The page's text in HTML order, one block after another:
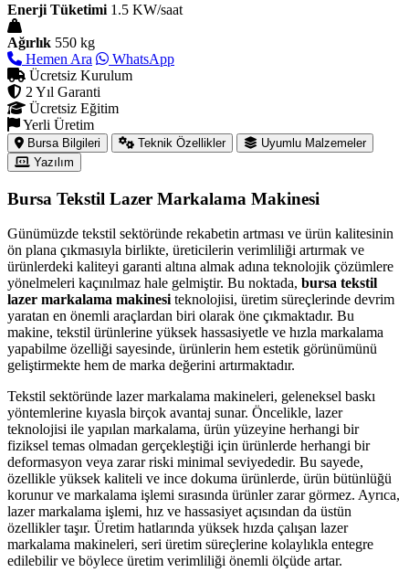
Enerji Tüketimi 1.5 KW/saat
Ağırlık 550 kg
Hemen Ara
WhatsApp
Ücretsiz Kurulum
2 Yıl Garanti
Ücretsiz Eğitim
Yerli Üretim
Bursa Bilgileri Teknik Özellikler
Uyumlu Malzemeler
Yazılım
Bursa Tekstil Lazer Markalama Makinesi
Günümüzde tekstil sektöründe rekabetin artması ve ürün kalitesinin
ön plana çıkmasıyla birlikte, üreticilerin verimliliği artırmak ve
ürünlerdeki kaliteyi garanti altına almak adına teknolojik çözümlere
yönelmeleri kaçınılmaz hale gelmiştir. Bu noktada, bursa tekstil
lazer markalama makinesi teknolojisi, üretim süreçlerinde devrim
yaratan en önemli araçlardan biri olarak öne çıkmaktadır. Bu
makine, tekstil ürünlerine yüksek hassasiyetle ve hızla markalama
yapabilme özelliği sayesinde, ürünlerin hem estetik görünümünü
geliştirmekte hem de marka değerini artırmaktadır.
Tekstil sektöründe lazer markalama makineleri, geleneksel baskı
yöntemlerine kıyasla birçok avantaj sunar. Öncelikle, lazer
teknolojisi ile yapılan markalama, ürün yüzeyine herhangi bir
fiziksel temas olmadan gerçekleştiği için ürünlerde herhangi bir
deformasyon veya zarar riski minimal seviyededir. Bu sayede,
özellikle yüksek kaliteli ve ince dokuma ürünlerde, ürün bütünlüğü
korunur ve markalama işlemi sırasında ürünler zarar görmez. Ayrıca,
lazer markalama işlemi, hız ve hassasiyet açısından da üstün
özellikler taşır. Üretim hatlarında yüksek hızda çalışan lazer
markalama makineleri, seri üretim süreçlerine kolaylıkla entegre
edilebilir ve böylece üretim verimliliği önemli ölçüde artar.